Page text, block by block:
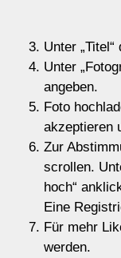
Unter
Unter
angeben.
Foto
akzeptieren
Zur
scrollen.
hoch“
Eine
Für mehr
werden.